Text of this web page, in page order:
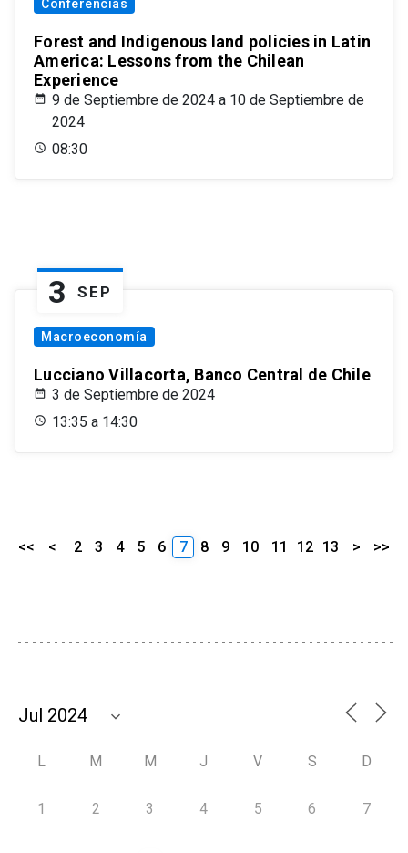
Conferencias
Forest and Indigenous land policies in Latin
America: Lessons from the Chilean
Experience
9 de Septiembre de 2024 a 10 de Septiembre de
2024
08:30
3 SEP
Macroeconomía
Lucciano Villacorta, Banco Central de Chile
3 de Septiembre de 2024
13:35 a 14:30
<< < 2 3 4 5 6 7 8 9 10 11 12 13 > >>
L M M J V S D
1 2 3 4 5 6 7